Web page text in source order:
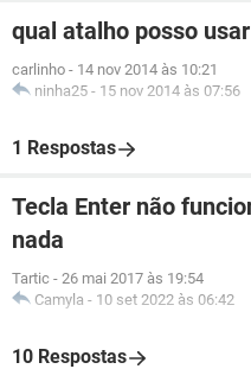
qual atalho posso
carlinho - 14 nov 2014 às 10:21
ninha25 - 15 nov 2014 às 07:56
1 Respostas
Tecla Enter não
nada
Tartic - 26 mai 2017 às 19:54
Camyla - 10 set 2022 às 06:42
10 Respostas